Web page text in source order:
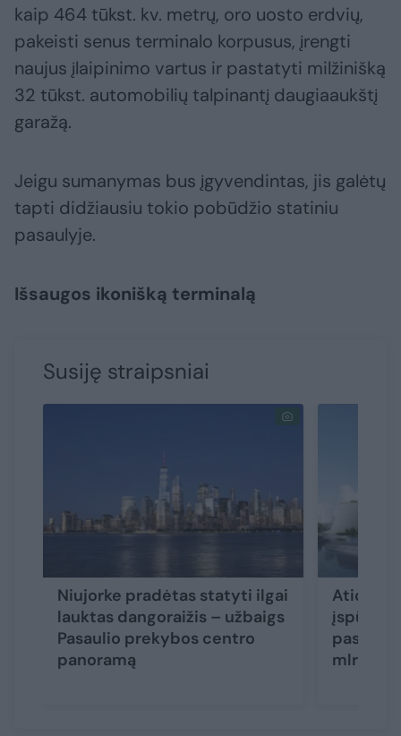
kaip 464 tūkst. kv. metrų, oro uosto erdvių,
pakeisti senus terminalo korpusus, įrengti
naujus įlaipinimo vartus ir pastatyti milžinišką
32 tūkst. automobilių talpinantį daugiaaukštį
garažą.
Jeigu sumanymas bus įgyvendintas, jis galėtų
tapti didžiausiu tokio pobūdžio statiniu
pasaulyje.
Išsaugos ikonišką terminalą
Susiję straipsniai
Niujorke pradėtas statyti ilgai
lauktas dangoraižis – užbaigs
Pasaulio prekybos centro
panoramą
mlrd.